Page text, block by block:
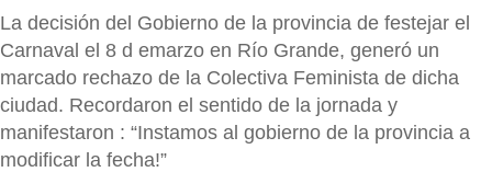
La decisión del Gobierno de la provincia de festejar el
Carnaval el 8 d emarzo en Río Grande, generó un
marcado rechazo de la Colectiva Feminista de dicha
ciudad. Recordaron el sentido de la jornada y
manifestaron : “Instamos al gobierno de la provincia a
modificar la fecha!”